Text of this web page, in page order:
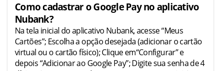
Como cadastrar o Google Pay no aplicativo
Nubank?
Na tela inicial do aplicativo Nubank, acesse “Meus
Cartões”; Escolha a opção desejada (adicionar o cartão
virtual ou o cartão físico); Clique em“Configurar” e
depois “Adicionar ao Google Pay”; Digite sua senha de 4